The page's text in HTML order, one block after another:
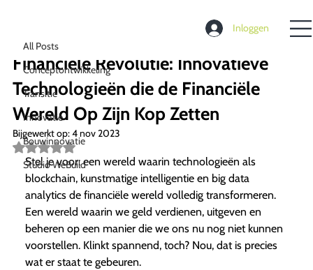
Inloggen
All Posts
Conceptontwikkeling
Transitie
Innovatie
Bouwinnovatie
Studio WeBuild
Financiële Revolutie: Innovatieve
Technologieën die de Financiële
Wereld Op Zijn Kop Zetten
2 minuten om te lezen
Bijgewerkt op:4 nov 2023
Beoordeeld
met
NaN
uit
5
sterren.
Stel je voor: een wereld waarin technologieën als
blockchain, kunstmatige intelligentie en big data
analytics de financiële wereld volledig transformeren.
Een wereld waarin we geld verdienen, uitgeven en
beheren op een manier die we ons nu nog niet kunnen
voorstellen. Klinkt spannend, toch? Nou, dat is precies
wat er staat te gebeuren.